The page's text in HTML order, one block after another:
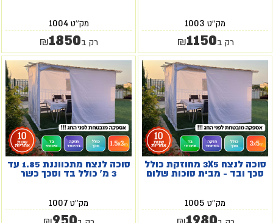
מק''ט 1003
רק ב ₪1150
מק''ט1004
רק ב ₪1850
סוכה לנצח 3X5 מחוזקת כולל
סכך ובד - מבית סוכות שלום
מק''ט 1005
1980
סוכה לנצח מתכווננת 1.85 עד
3 מ' כולל בד וסכך כשר
מק''ט 1007
950